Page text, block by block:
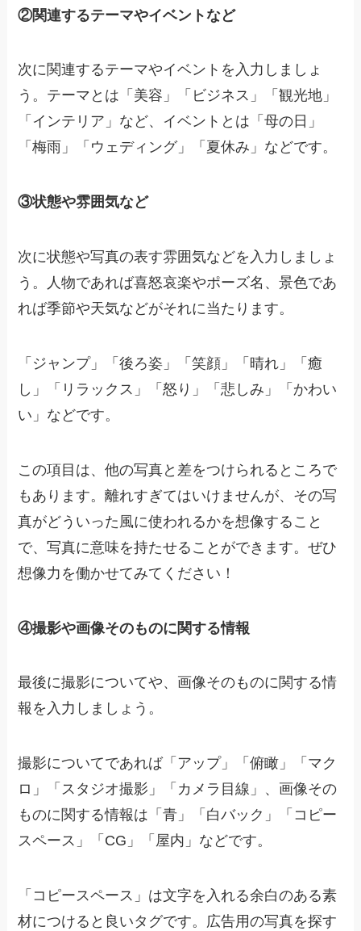
②関連するテーマやイベントなど
次に関連するテーマやイベントを入力しましょ
う。テーマとは「美容」「ビジネス」「観光地」
「インテリア」など、イベントとは「母の日」
「梅雨」「ウェディング」「夏休み」などです。
③状態や雰囲気など
次に状態や写真の表す雰囲気などを入力しましょ
う。人物であれば喜怒哀楽やポーズ名、景色であ
れば季節や天気などがそれに当たります。
「ジャンプ」「後ろ姿」「笑顔」「晴れ」「癒
し」「リラックス」「怒り」「悲しみ」「かわい
い」などです。
この項目は、他の写真と差をつけられるところで
もあります。離れすぎてはいけませんが、その写
真がどういった風に使われるかを想像すること
で、写真に意味を持たせることができます。ぜひ
想像力を働かせてみてください！
④撮影や画像そのものに関する情報
最後に撮影についてや、画像そのものに関する情
報を入力しましょう。
撮影についてであれば「アップ」「俯瞰」「マク
ロ」「スタジオ撮影」「カメラ目線」、画像その
ものに関する情報は「青」「白バック」「コピー
スペース」「CG」「屋内」などです。
「コピースペース」は文字を入れる余白のある素
材につけると良いタグです。広告用の写真を探す